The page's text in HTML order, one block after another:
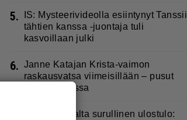
5.
IS: Mysteerivideolla esiintynyt Tanssii
tähtien kanssa -juontaja tuli
kasvoillaan julki
6. Janne Katajan Krista-vaimon
raskausvatsa viimeisillään – pusut
Puuhaparkissa
Pippa Laukalta surullinen ulostulo: